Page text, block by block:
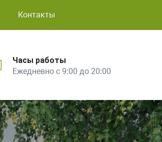
Контакты
Часы работы
Ежедневно с 9:00 до 20:00